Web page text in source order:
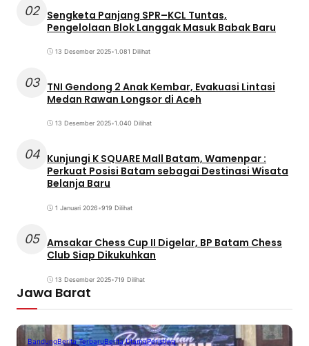
02 Sengketa Panjang SPR–KCL Tuntas,
Pengelolaan Blok Langgak Masuk Babak Baru
13 Desember 2025•1.081 Dilihat
03 TNI Gendong 2 Anak Kembar, Evakuasi Lintasi
Medan Rawan Longsor di Aceh
13 Desember 2025•1.040 Dilihat
04 Kunjungi K SQUARE Mall Batam, Wamenpar :
Perkuat Posisi Batam sebagai Destinasi Wisata
Belanja Baru
1 Januari 2026•919 Dilihat
05 Amsakar Chess Cup II Digelar, BP Batam Chess
Club Siap Dikukuhkan
13 Desember 2025•719 Dilihat
Jawa Barat
BandungBerita TerbaruBerita UtamaPeristiwa